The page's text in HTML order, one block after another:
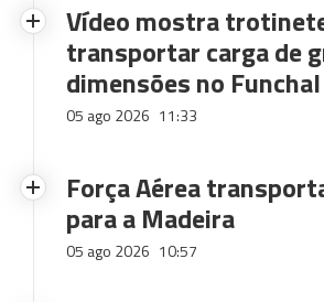
Vídeo mostra
transportar carga de
dimensões no Funchal
05 ago 2026 11:33
Força Aérea
para a Madeira
05 ago 2026 10:57